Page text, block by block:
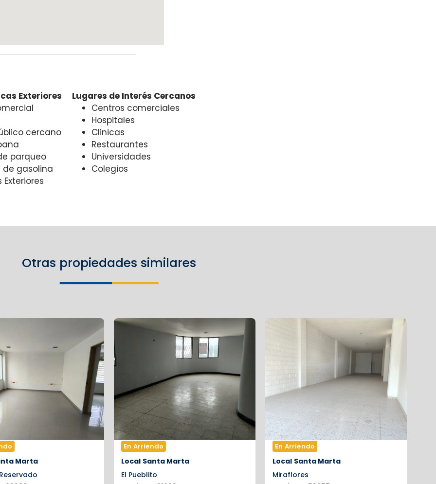
Exteriores
cercano
parqueo
de gasolina
Exteriores
Lugares de Interés Cercanos
Centros comerciales
Hospitales
Clinicas
Restaurantes
Universidades
Colegios
Otras propiedades similares
Marta
En Arriendo
Local Santa Marta
El Pueblito
En Arriendo
Local Santa Marta
Miraflores